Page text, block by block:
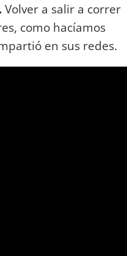
Volver a salir a correr
como hacíamos
en sus redes.